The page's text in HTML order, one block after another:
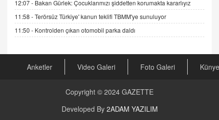
04.11.2025 12:56
AV. RÜMEYSA ÖZKALE
Arabulucuya Başvuru Şartı
23.09.2023 16:30
Değişen yapısıyla Suriye
12:07 - Bakan Gürlek: Çocuklarımızı şiddetten korumakta kararlıyız
11:58 -Terörsüz Türkiye' kanun teklifi TBMM'ye sunuluyor
11:50 - Kontrolden çıkan otomobil parka daldı
Anketler Video Galeri Foto Galeri Künye
Copyright © 2024 GAZETTE
Developed By 2ADAM YAZILIM